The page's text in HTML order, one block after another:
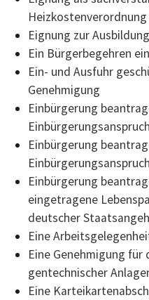
Eignung zur
Ein Bürgerbegehren
Ein- und Ausfuhr
Genehmigung
Einbürgerung
Einbürgerungsanspruch
Einbürgerung
Einbürgerungsanspruch
Einbürgerung
eingetragene
deutscher
Eine
Eine Genehmigung
gentechnischer
Eine